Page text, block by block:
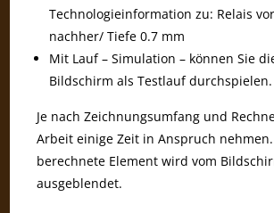
Technologieinformation zu: Relais
nachher/ Tiefe 0.7 mm
Mit Lauf – Simulation – können Sie
Bildschirm als Testlauf durchspielen.
Je nach Zeichnungsumfang und
Arbeit einige Zeit in Anspruch
berechnete Element wird vom
ausgeblendet.